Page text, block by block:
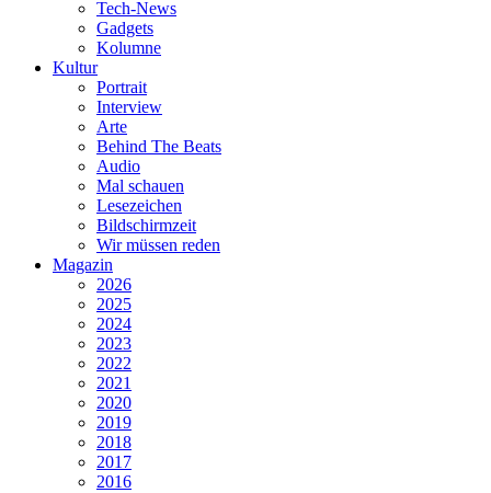
Tech-News
Gadgets
Kolumne
Kultur
Portrait
Interview
Arte
Behind The Beats
Audio
Mal schauen
Lesezeichen
Bildschirmzeit
Wir müssen reden
Magazin
2026
2025
2024
2023
2022
2021
2020
2019
2018
2017
2016